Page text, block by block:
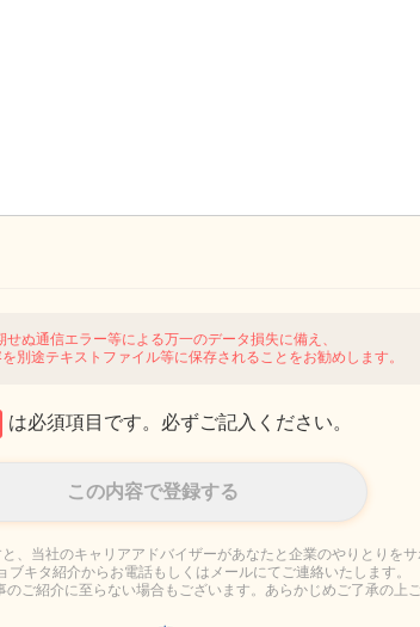
せぬ通信エラー等による万一のデータ損失に備え、
別途テキストファイル等に保存されることをお勧めします。
は必須項目です。必ずご記入ください。
、当社のキャリアアドバイザーがあなたと企業のやりとりをサ
ブキタ紹介からお電話もしくはメールにてご連絡いたします。
ご紹介に至らない場合もございます。あらかじめご了承の上ご